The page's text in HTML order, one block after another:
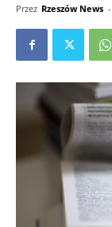
Przez Rzeszów News -